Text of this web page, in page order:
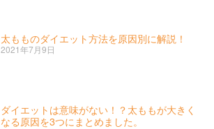
太もものダイエット方法を原因別に解説！
2021年7月9日
ダイエットは意味がない！？太ももが大きく
なる原因を3つにまとめました。